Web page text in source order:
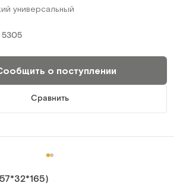
универсальный
5305
о поступлении
Сравнить